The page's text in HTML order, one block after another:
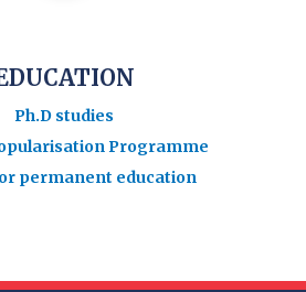
Ph.D studies
Programme
permanent education